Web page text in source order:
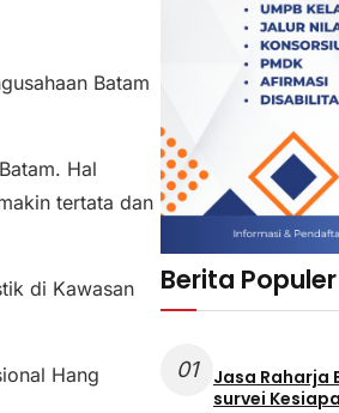
Batam
Hal
tertata dan
di Kawasan
Hang
Berita Populer
01
Jasa Raharja
survei